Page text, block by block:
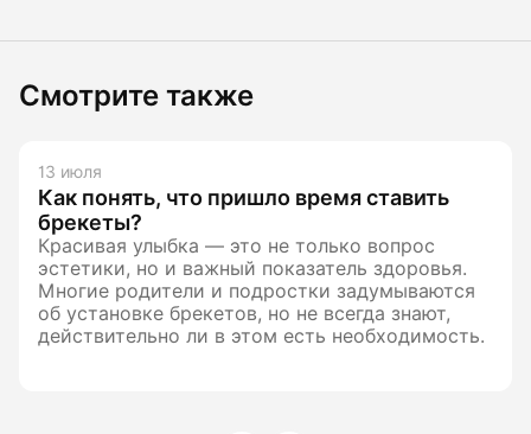
Смотрите также
13 июля
Как понять, что пришло время ставить
брекеты?
Красивая улыбка — это не только вопрос
эстетики, но и важный показатель здоровья.
Многие родители и подростки задумываются
об установке брекетов, но не всегда знают,
действительно ли в этом есть необходимость.